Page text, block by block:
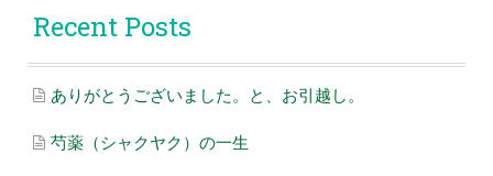
Recent Posts
ありがとうございました。と、お引越し。
芍薬（シャクヤク）の一生